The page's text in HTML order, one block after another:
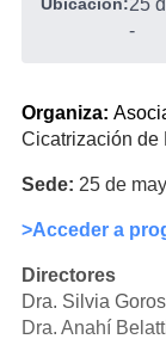
25
-
Organiza:
Cicatrización de
Sede: 25 de
>Acceder a
Directores
Dra. Silvia
Dra. Anahí